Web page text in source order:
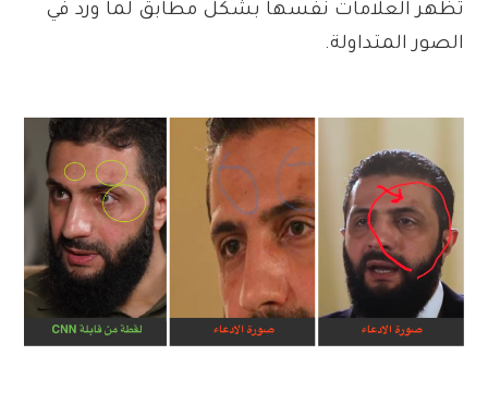
تظهر العلامات نفسها بشكل مطابق لما ورد في
الصور المتداولة.